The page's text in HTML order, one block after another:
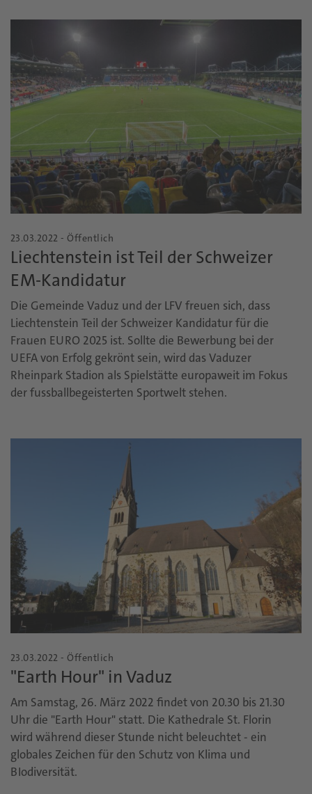
23.03.2022 - Öffentlich
Liechtenstein ist Teil der Schweizer
EM-Kandidatur
Die Gemeinde Vaduz und der LFV freuen sich, dass
Liechtenstein Teil der Schweizer Kandidatur für die
Frauen EURO 2025 ist. Sollte die Bewerbung bei der
UEFA von Erfolg gekrönt sein, wird das Vaduzer
Rheinpark Stadion als Spielstätte europaweit im Fokus
der fussballbegeisterten Sportwelt stehen.
23.03.2022 - Öffentlich
"Earth Hour" in Vaduz
Am Samstag, 26. März 2022 findet von 20.30 bis 21.30
Uhr die "Earth Hour" statt. Die Kathedrale St. Florin
wird während dieser Stunde nicht beleuchtet - ein
globales Zeichen für den Schutz von Klima und
BIodiversität.